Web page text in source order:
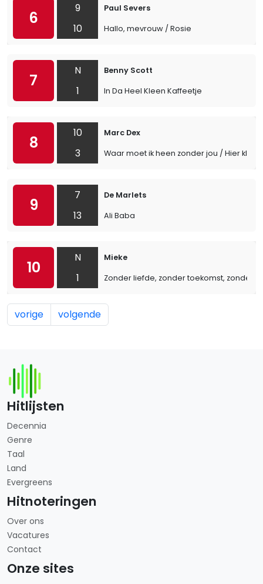
6
9
10
Paul Severs
Hallo, mevrouw / Rosie
7
N
1
Benny Scott
In Da Heel Kleen Kaffeetje
8
10
3
Marc Dex
Waar moet ik heen zonder jou / Hier
9
7
13
De Marlets
Ali Baba
10
N
1
Mieke
Zonder liefde, zonder toekomst, zonder
vorige volgende
Hitlijsten
Decennia
Genre
Taal
Land
Evergreens
Hitnoteringen
Over ons
Vacatures
Contact
Onze sites